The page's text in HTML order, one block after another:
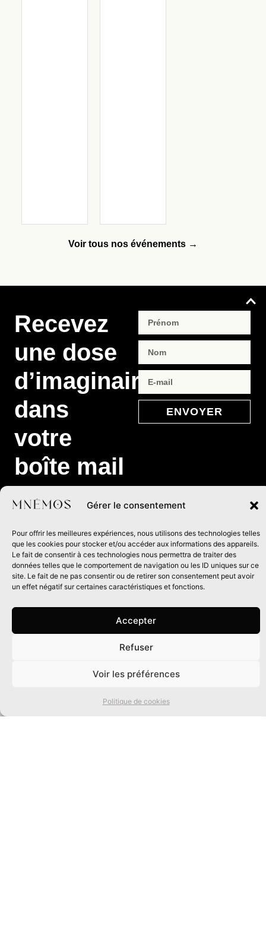
Gérer le consentement
Pour offrir les meilleures expériences, nous utilisons des technologies telles
que les cookies pour stocker et/ou accéder aux informations des appareils.
Le fait de consentir à ces technologies nous permettra de traiter des
données telles que le comportement de navigation ou les ID uniques sur ce
site. Le fait de ne pas consentir ou de retirer son consentement peut avoir
un effet négatif sur certaines caractéristiques et fonctions.
Accepter
Refuser
Voir les préférences
Politique de cookies
Voir tous nos événements →
Recevez
une dose
d’imaginaire
dans
votre
boîte mail
et recevez les infos de nos
événements à venir et
exclusivités de la maison
d’édition.
ENVOYER
Éditeur d’imaginaires depuis 30 ans
Les Éditions Mnémos